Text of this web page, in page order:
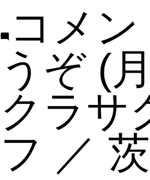
コメ
うぞ (
クラサ
フ ／